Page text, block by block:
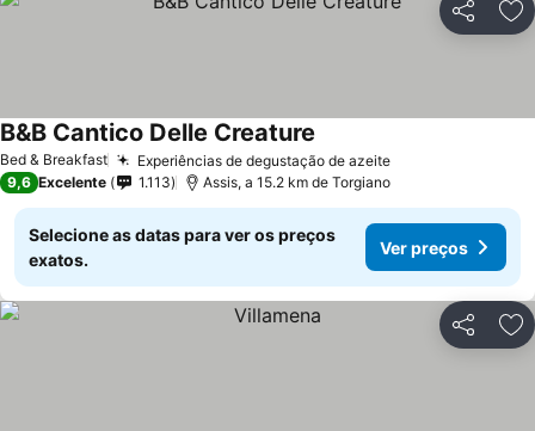
Partilhar
Bed & Breakfast Experiências de degustação de azeite
B&B Cantico Delle Creature
9,6 Excelente 1.113 Assis, a 15.2 km de Torgiano
Selecione as datas para ver os preços
exatos.
Ver preços
Partilhar